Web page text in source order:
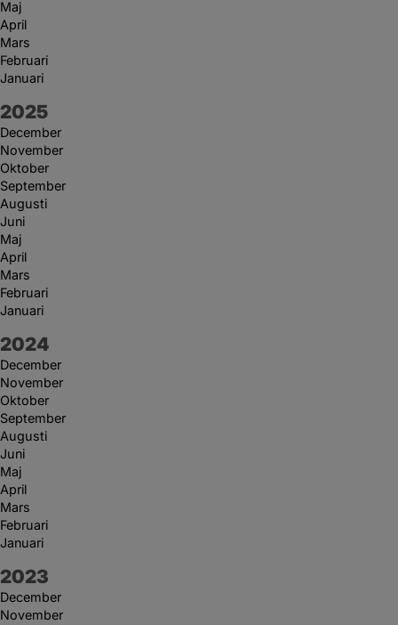
Maj
April
Mars
Februari
Januari
År:
2025
December
November
Oktober
September
Augusti
Juni
Maj
April
Mars
Februari
Januari
År:
2024
December
November
Oktober
September
Augusti
Juni
Maj
April
Mars
Februari
Januari
År:
2023
December
November